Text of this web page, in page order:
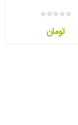
تومان